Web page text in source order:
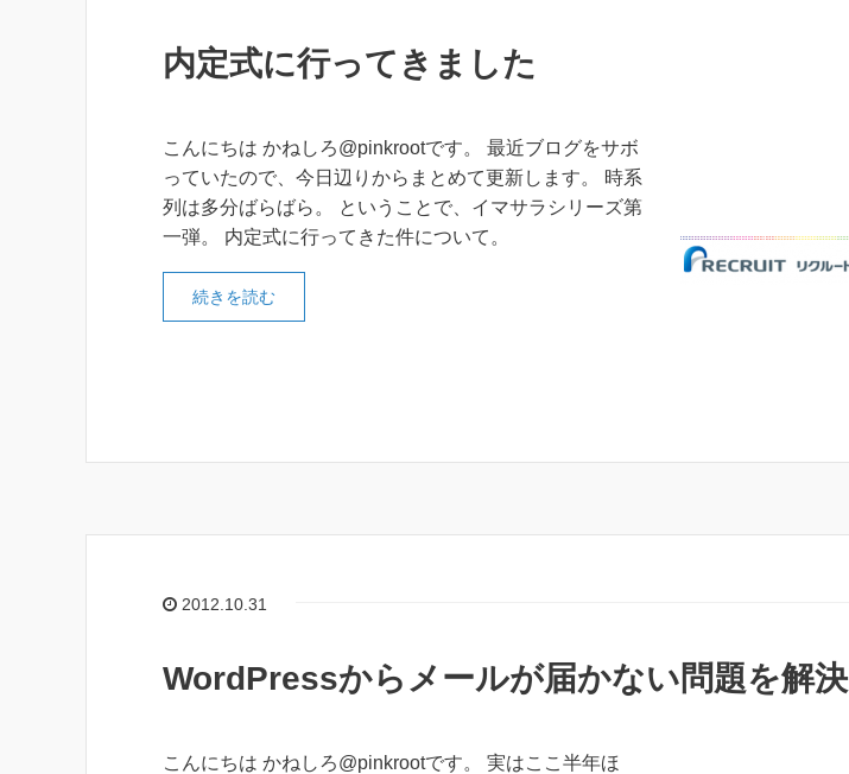
内定式に行ってきました
こんにちは かねしろ@pinkrootです。 最近ブログをサボ
っていたので、今日辺りからまとめて更新します。 時系
列は多分ばらばら。 ということで、イマサラシリーズ第
一弾。 内定式に行ってきた件について。
続きを読む
2012.10.31
WordPressからメールが届かない問題を解決
こんにちは かねしろ@pinkrootです。 実はここ半年ほ